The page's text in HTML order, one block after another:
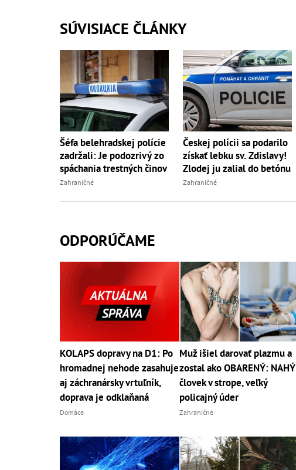
SÚVISIACE ČLÁNKY
Šéfa belehradskej polície
zadržali: Je podozrivý zo
spáchania trestných činov
Zahraničné
Českej polícii sa podarilo
získať lebku sv. Zdislavy!
Zlodej ju zalial do betónu
Zahraničné
ODPORÚČAME
KOLAPS dopravy na D1: Po
hromadnej nehode zasahuje
aj záchranársky vrtuľník,
doprava je odklaňaná
Domáce
Muž išiel darovať plazmu a
zostal ako OBARENÝ: NAHÝ
človek v strope, veľký
policajný úder
Zahraničné